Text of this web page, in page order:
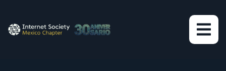
content